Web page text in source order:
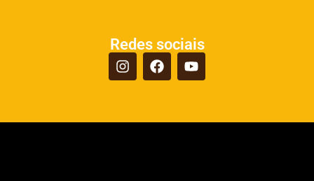
Redes sociais